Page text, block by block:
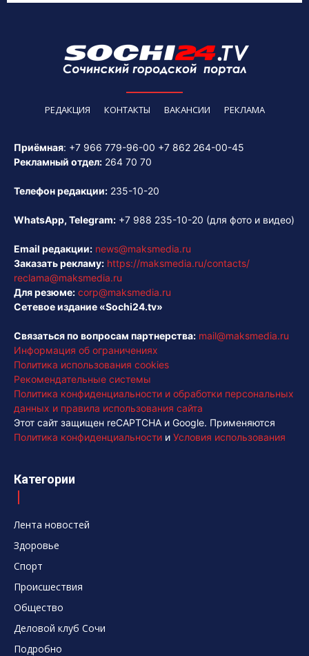
РЕДАКЦИЯ КОНТАКТЫ ВАКАНСИИ РЕКЛАМА
Приёмная: +7 966 779-96-00 +7 862 264-00-45
Рекламный отдел: 264 70 70
Телефон редакции: 235-10-20
WhatsApp, Telegram: +7 988 235-10-20 (для фото и видео)
Email редакции: news@maksmedia.ru
Заказать рекламу: https://maksmedia.ru/contacts/
reclama@maksmedia.ru
Для резюме: corp@maksmedia.ru
Сетевое издание «Sochi24.tv»
Связаться по вопросам партнерства: mail@maksmedia.ru
Информация об ограничениях
Политика использования cookies
Рекомендательные системы
Политика конфиденциальности и обработки персональных
данных и правила использования сайта
Этот сайт защищен reCAPTCHA и Google. Применяются
Политика конфиденциальности и Условия использования
Категории
Лента новостей
Здоровье
Спорт
Происшествия
Общество
Деловой клуб Сочи
Подробно